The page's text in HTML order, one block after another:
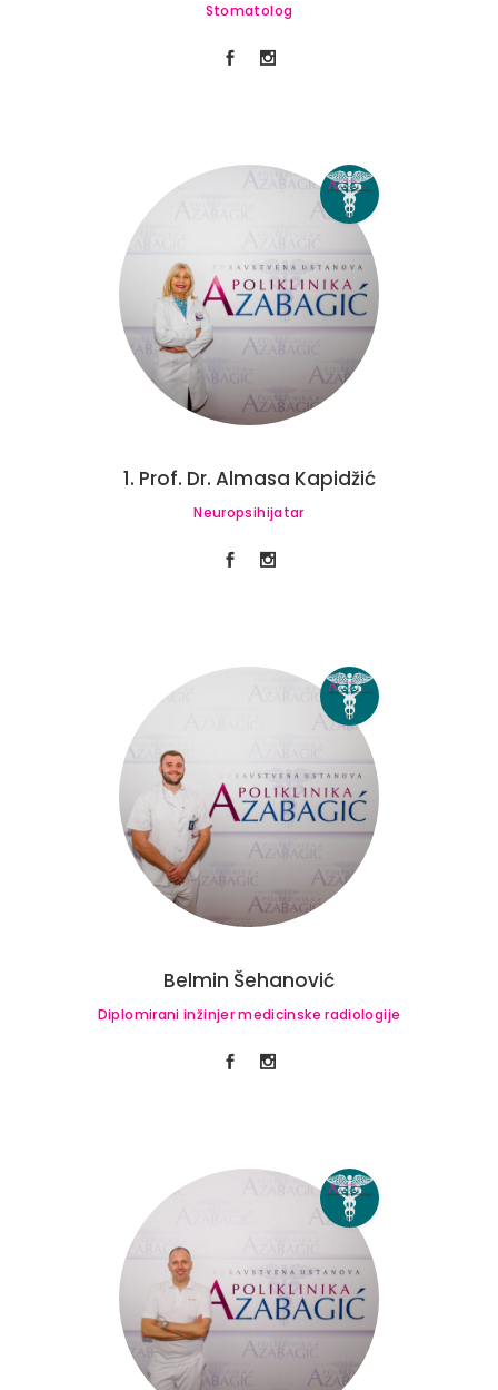
Stomatolog
1. Prof. Dr. Almasa Kapidžić
Neuropsihijatar
Belmin Šehanović
Diplomirani inžinjer medicinske radiologije